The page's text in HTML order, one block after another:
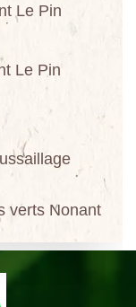
Le Pin
Le Pin
verts Nonant